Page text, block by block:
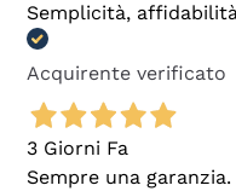
Semplicità,
Acquirente verificato
3 Giorni Fa
Sempre una garanzia.